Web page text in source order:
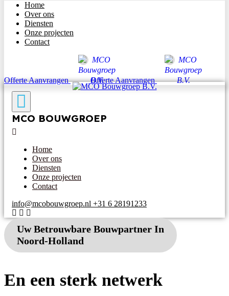
Home
Over ons
Diensten
Onze projecten
Contact
Offerte Aanvrangen Offerte Aanvrangen
MCO BOUWGROEP
Home
Over ons
Diensten
Onze projecten
Contact
info@mcobouwgroep.nl +31 6 28191233
Uw Betrouwbare Bouwpartner In
Noord-Holland
En een sterk netwerk